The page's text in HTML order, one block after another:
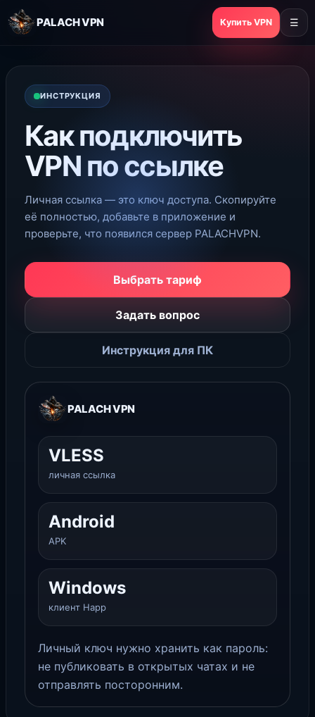
PALACH VPN Купить VPN ☰
ИНСТРУКЦИЯ
Как подключить
VPN по ссылке
Личная ссылка — это ключ доступа. Скопируйте
её полностью, добавьте в приложение и
проверьте, что появился сервер PALACHVPN.
Выбрать тариф
Задать вопрос
Инструкция для ПК
PALACH VPN
VLESS
личная ссылка
Android
APK
Windows
клиент Happ
Личный ключ нужно хранить как пароль:
не публиковать в открытых чатах и не
отправлять посторонним.